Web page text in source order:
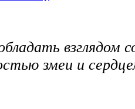
взглядом
змеи и